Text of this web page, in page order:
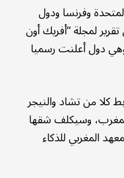
وفرنسا ودول
لمجلة “أفريك أون
دول أعلنت رسميا
من تشاد والنيجر
وسيكلف شقها
المغربي للذكاء